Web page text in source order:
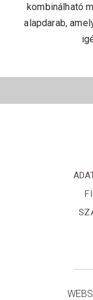
kombinálható
alapdarab,